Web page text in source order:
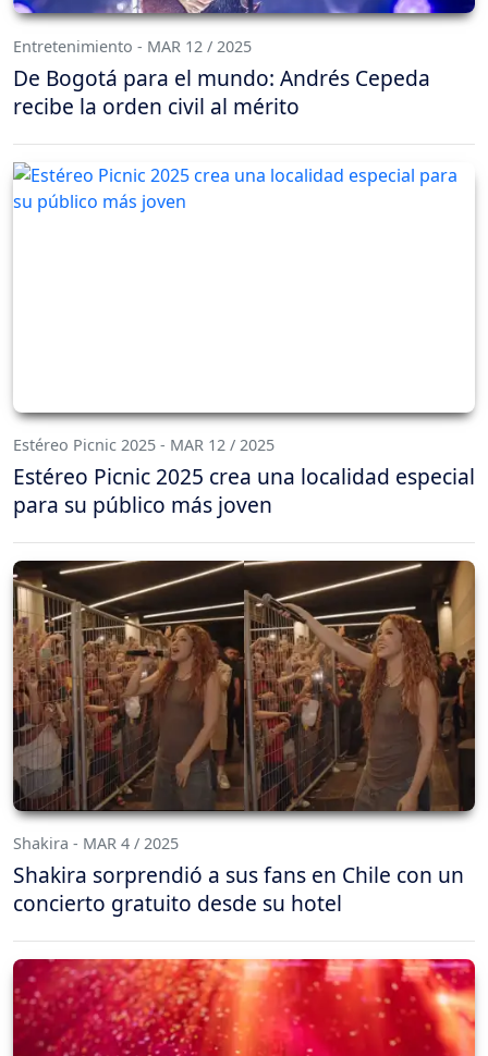
Entretenimiento - MAR 12 / 2025
De Bogotá para el mundo: Andrés Cepeda
recibe la orden civil al mérito
Estéreo Picnic 2025 - MAR 12 / 2025
Estéreo Picnic 2025 crea una localidad especial
para su público más joven
Shakira - MAR 4 / 2025
Shakira sorprendió a sus fans en Chile con un
concierto gratuito desde su hotel